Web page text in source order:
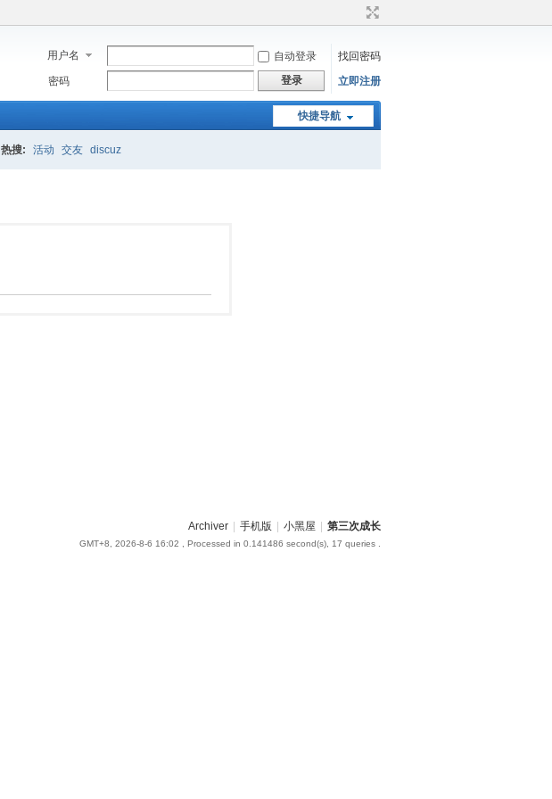
用户名 自动登录
找回密码
密码
登录 立即注册
快捷导航
热搜: 活动 交友 discuz
Archiver 手机版 小黑屋 第三次成长
GMT+8, 2026-8-6 16:02 , Processed in 0.141486 second(s), 17 queries .